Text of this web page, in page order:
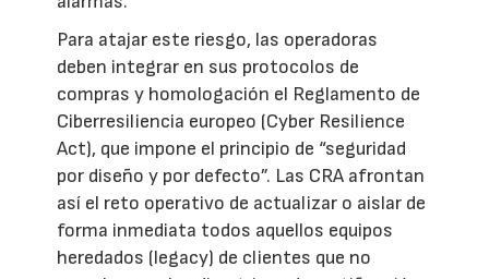
Para atajar este riesgo, las operadoras
deben integrar en sus protocolos de
compras y homologación el Reglamento de
Ciberresiliencia europeo (Cyber Resilience
Act), que impone el principio de “seguridad
por diseño y por defecto”. Las CRA afrontan
así el reto operativo de actualizar o aislar de
forma inmediata todos aquellos equipos
heredados (legacy) de clientes que no